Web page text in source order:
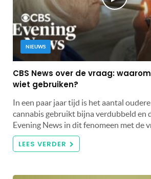
NIEUWS
CBS News over de vraag:
wiet gebruiken?
In een paar jaar tijd is het aantal
cannabis gebruikt bijna verdubbeld en
Evening News in dit fenomeen met de
LEES VERDER